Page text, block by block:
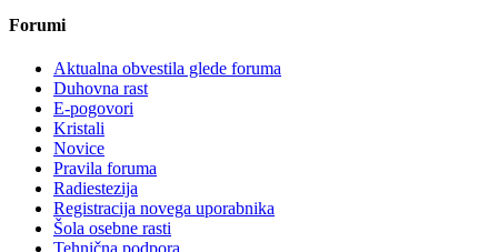
Forumi
Aktualna obvestila glede foruma
Duhovna rast
E-pogovori
Kristali
Novice
Pravila foruma
Radiestezija
Registracija novega uporabnika
Šola osebne rasti
Tehnična podpora